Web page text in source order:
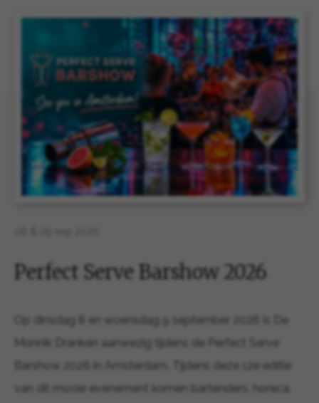
Perfect Serve Barshow 2026
Op dinsdag 8 en woensdag 9 september 2026 is De
Monnik Dranken aanwezig tijdens de Perfect Serve
Barshow 2026 in Amsterdam. Tijdens deze 12e editie
van dit mooie evenement komen bartenders, horeca,